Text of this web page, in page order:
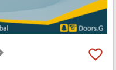
favorite_border